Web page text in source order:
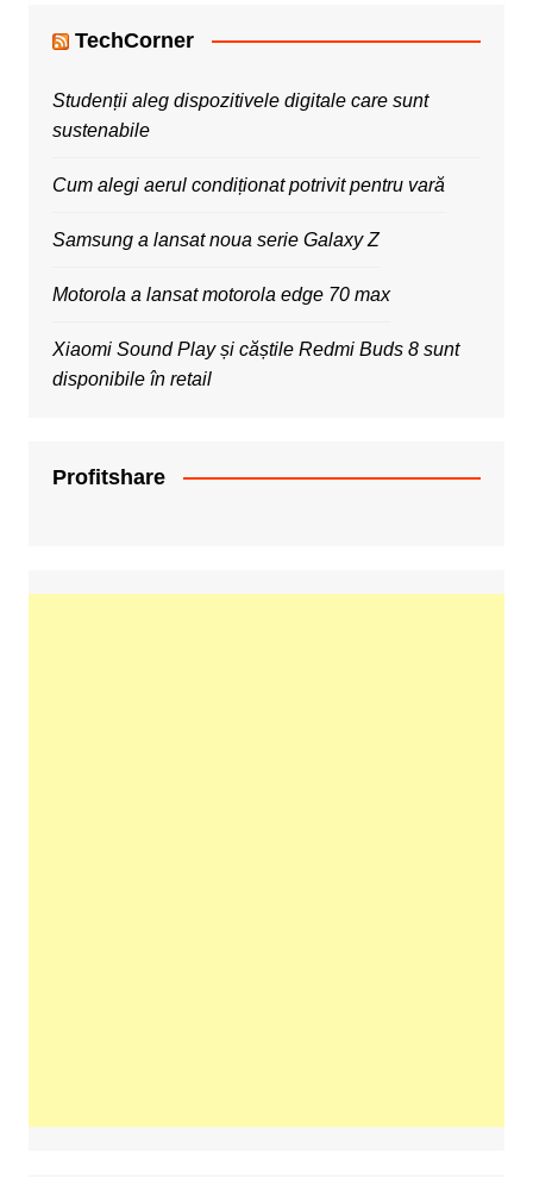
TechCorner
Studenții aleg dispozitivele digitale care sunt
sustenabile
Cum alegi aerul condiționat potrivit pentru vară
Samsung a lansat noua serie Galaxy Z
Motorola a lansat motorola edge 70 max
Xiaomi Sound Play și căștile Redmi Buds 8 sunt
disponibile în retail
Profitshare